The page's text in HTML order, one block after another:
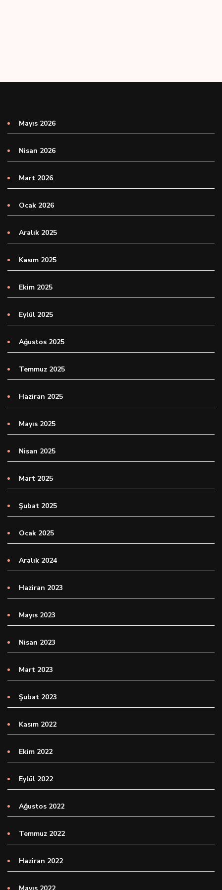
Mayıs 2026
Nisan 2026
Mart 2026
Ocak 2026
Aralık 2025
Kasım 2025
Ekim 2025
Eylül 2025
Ağustos 2025
Temmuz 2025
Haziran 2025
Mayıs 2025
Nisan 2025
Mart 2025
Şubat 2025
Ocak 2025
Aralık 2024
Haziran 2023
Mayıs 2023
Nisan 2023
Mart 2023
Şubat 2023
Kasım 2022
Ekim 2022
Eylül 2022
Ağustos 2022
Temmuz 2022
Haziran 2022